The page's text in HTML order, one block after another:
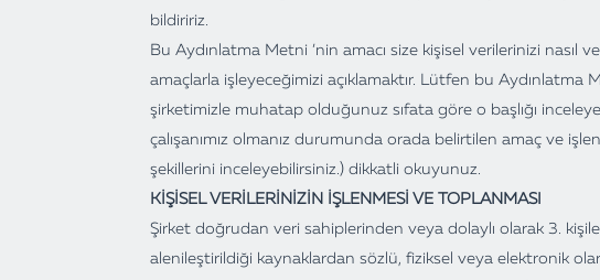
bildiririz.
Bu Aydınlatma Metni ’nin amacı size kişisel verilerinizi nasıl
amaçlarla işleyeceğimizi açıklamaktır. Lütfen bu Aydınlatma
şirketimizle muhatap olduğunuz sıfata göre o başlığı
çalışanımız olmanız durumunda orada belirtilen amaç ve
şekillerini inceleyebilirsiniz.) dikkatli okuyunuz.
KİŞİSEL VERİLERİNİZİN İŞLENMESİ VE TOPLANMASI
Şirket doğrudan veri sahiplerinden veya dolaylı olarak 3.
alenileştirildiği kaynaklardan sözlü, fiziksel veya elektronik